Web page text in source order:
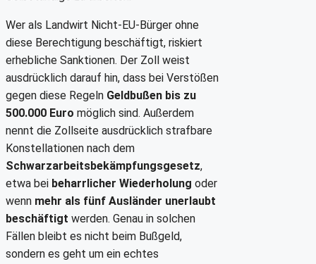
Wer als Landwirt Nicht-EU-Bürger ohne
diese Berechtigung beschäftigt, riskiert
erhebliche Sanktionen. Der Zoll weist
ausdrücklich darauf hin, dass bei Verstößen
gegen diese Regeln Geldbußen bis zu
500.000 Euro möglich sind. Außerdem
nennt die Zollseite ausdrücklich strafbare
Konstellationen nach dem
Schwarzarbeitsbekämpfungsgesetz,
etwa bei beharrlicher Wiederholung oder
wenn mehr als fünf Ausländer unerlaubt
beschäftigt werden. Genau in solchen
Fällen bleibt es nicht beim Bußgeld,
sondern es geht um ein echtes